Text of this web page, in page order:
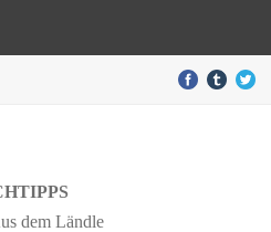
dem Ländle